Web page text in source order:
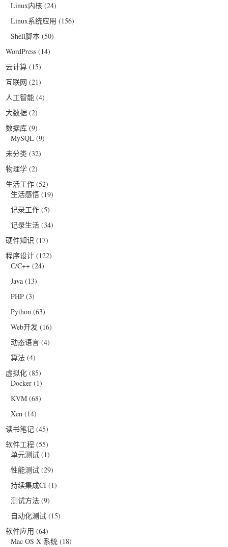
Linux内核 (24)
Linux系统应用 (156)
Shell脚本 (50)
WordPress (14)
云计算 (15)
互联网 (21)
人工智能 (4)
大数据 (2)
数据库 (9)
MySQL (9)
未分类 (32)
物理学 (2)
生活工作 (52)
生活感悟 (19)
记录工作 (5)
记录生活 (34)
硬件知识 (17)
程序设计 (122)
C/C++ (24)
Java (13)
PHP (3)
Python (63)
Web开发 (16)
动态语言 (4)
算法 (4)
虚拟化 (85)
Docker (1)
KVM (68)
Xen (14)
读书笔记 (45)
软件工程 (55)
单元测试 (1)
性能测试 (29)
持续集成CI (1)
测试方法 (9)
自动化测试 (15)
软件应用 (64)
Mac OS X 系统 (18)